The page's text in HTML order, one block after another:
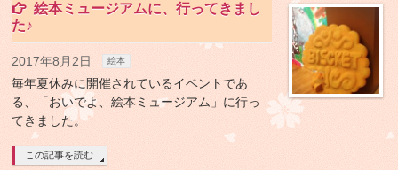
絵本ミュージアムに、行ってきまし
た♪
2017年8月2日 絵本
毎年夏休みに開催されているイベントであ
る、「おいでよ、絵本ミュージアム」に行っ
てきました。
この記事を読む